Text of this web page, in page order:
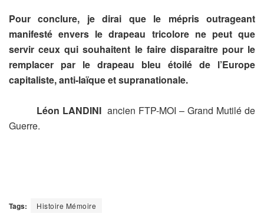
Pour conclure, je dirai que le mépris outrageant
manifesté envers le drapeau tricolore ne peut que
servir ceux qui souhaitent le faire disparaitre pour le
remplacer par le drapeau bleu étoilé de l’Europe
capitaliste, anti-laïque et supranationale.
Léon LANDINI ancien FTP-MOI – Grand Mutilé de
Guerre.
Tags: Histoire Mémoire